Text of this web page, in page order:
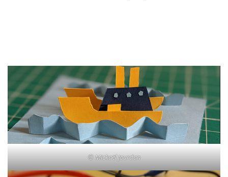
© Mickaël Jourdan